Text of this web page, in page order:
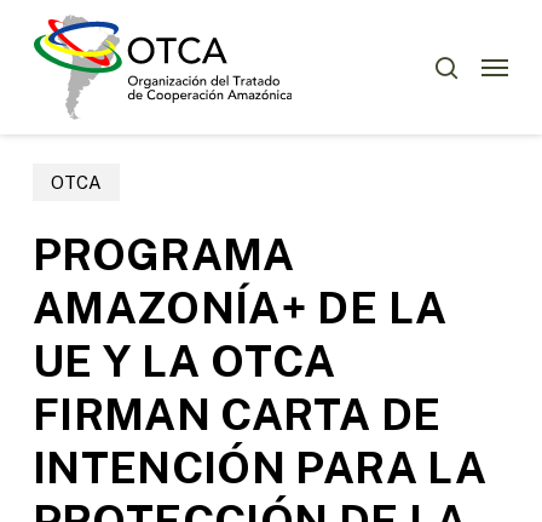
Menu
OTCA
PROGRAMA
AMAZONÍA+ DE LA
UE Y LA OTCA
FIRMAN CARTA DE
INTENCIÓN PARA LA